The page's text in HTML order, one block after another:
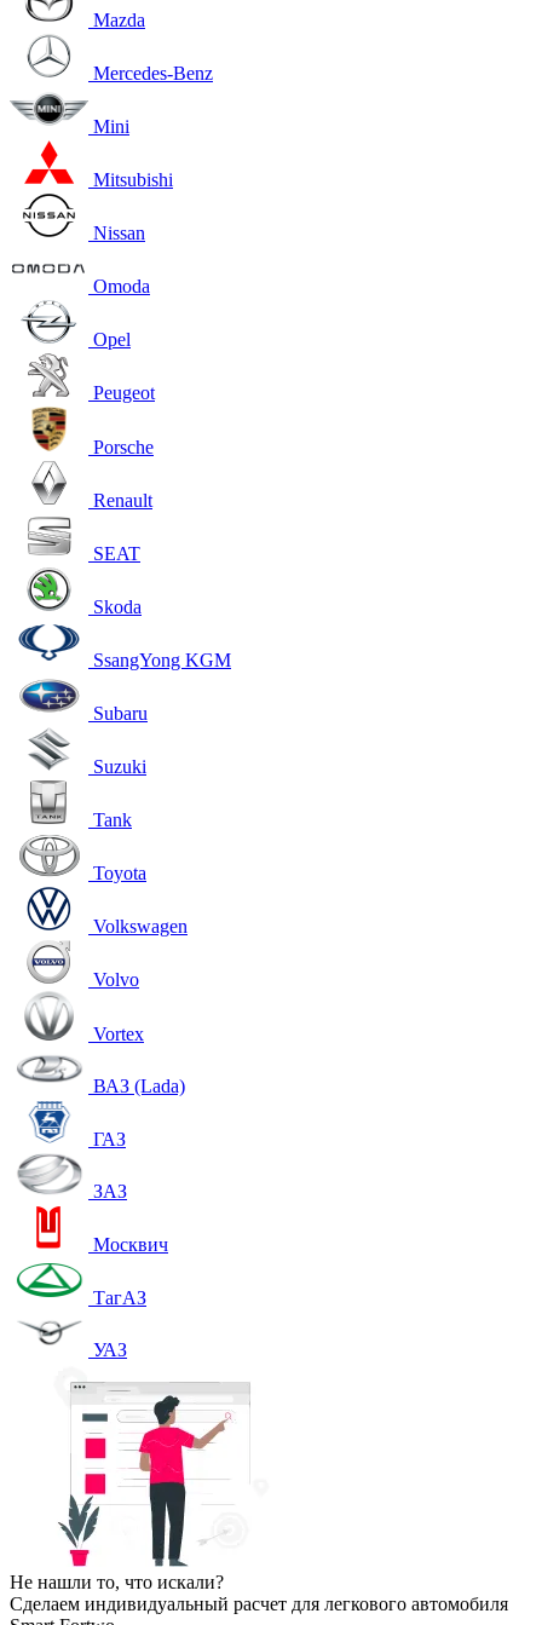
Mazda
Mercedes-Benz
Mini
Mitsubishi
Nissan
Omoda
Opel
Peugeot
Porsche
Renault
SEAT
Skoda
SsangYong KGM
Subaru
Suzuki
Tank
Toyota
Volkswagen
Volvo
Vortex
ВАЗ (Lada)
ГАЗ
ЗАЗ
Москвич
ТагАЗ
УАЗ
Не нашли то, что искали?
Сделаем индивидуальный расчет для легкового автомобиля